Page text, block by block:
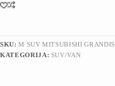
SKU:M SUV MITSUBISHI GRANDIS
KATEGORIJA: SUV/VAN